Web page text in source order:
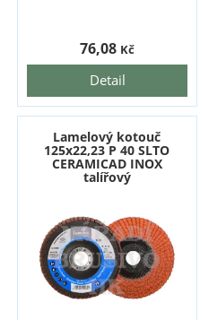
Detail
76,08 Kč
Lamelový kotouč
125x22,23 P 40 SLTO
CERAMICAD INOX
talířový